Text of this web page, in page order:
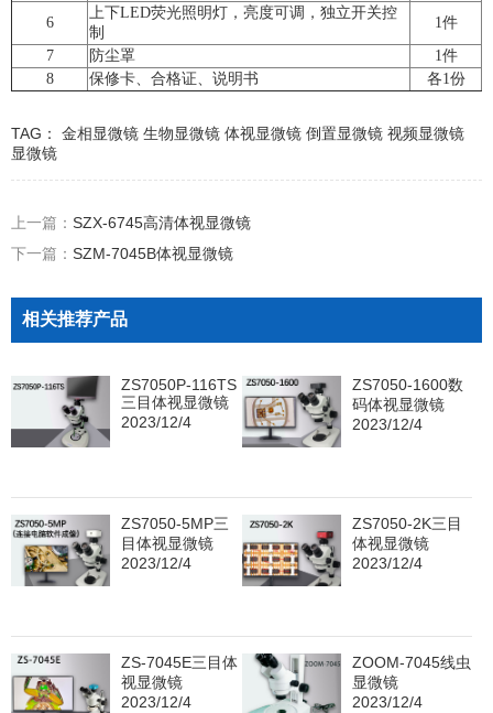
6
上下LED荧光照明灯，亮度可调，独立开关控
制
1件
7
防尘罩
1件
8
保修卡、合格证、说明书 各1份
TAG： 金相显微镜 生物显微镜 体视显微镜 倒置显微镜 视频显微镜
显微镜
上一篇： SZX-6745高清体视显微镜
下一篇： SZM-7045B体视显微镜
相关推荐产品
ZS7050P-116TS
三目体视显微镜
2023/12/4
ZS7050-1600数
码体视显微镜
2023/12/4
ZS7050-5MP三
目体视显微镜
2023/12/4
ZS7050-2K三目
体视显微镜
2023/12/4
ZS-7045E三目体
视显微镜
2023/12/4
ZOOM-7045线虫
显微镜
2023/12/4